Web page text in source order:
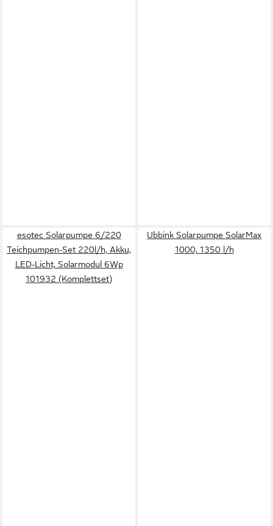
esotec Solarpumpe 6/220
Teichpumpen-Set 220l/h, Akku,
LED-Licht, Solarmodul 6Wp
101932 (Komplettset)
Ubbink Solarpumpe SolarMax
1000, 1350 l/h